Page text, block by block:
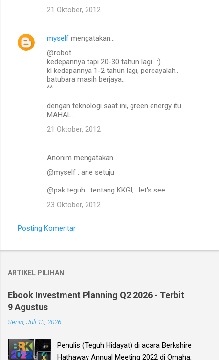
21 Oktober, 2012
myself mengatakan…
@robot
kedepannya tapi 20-30 tahun lagi.. :)
kl kedepannya 1-2 tahun lagi, percayalah..
batubara masih berjaya..
^^
dengan teknologi saat ini, green energy itu
MAHAL..
21 Oktober, 2012
Anonim mengatakan…
@myself : ane setuju
@pak teguh : tentang KKGI,.. let's see
23 Oktober, 2012
Posting Komentar
ARTIKEL PILIHAN
Ebook Investment Planning Q2 2026 - Terbit
9 Agustus
Senin, Juli 13, 2026
Penulis (Teguh Hidayat) di acara Berkshire
Hathaway Annual Meeting 2022 di Omaha,